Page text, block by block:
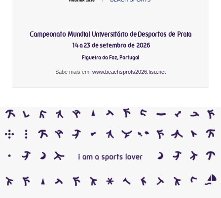
Campeonato Mundial Universitário de Desportos de Praia
14 a 23 de setembro de 2026
Figueira da Foz, Portugal
Sabe mais em: www.beachsprots2026.fisu.net